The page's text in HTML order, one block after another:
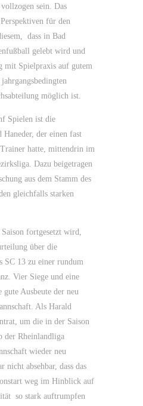
sein. Das
für den
dass in Bad
gelebt wird und
mit Spielpraxis auf gutem
möglich ist.
Spielen ist die
der einen fast
hatte, mittendrin im
Dazu beigetragen
aus dem Stamm des
gleichfalls starken
fortgesetzt wird,
über die
SC 13 zu einer rundum
Vier Siege und eine
Ausbeute der neu
Als Harald
um die in der Saison
der Rheinlandliga
wieder neu
nicht absehbar, dass das
weg im Hinblick auf
so stark auftrumpfen